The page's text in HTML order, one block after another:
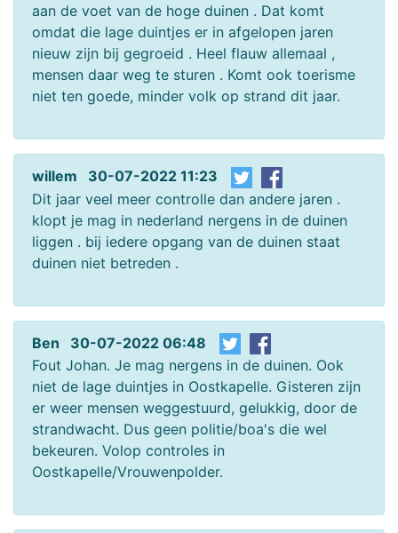
aan de voet van de hoge duinen . Dat komt
omdat die lage duintjes er in afgelopen jaren
nieuw zijn bij gegroeid . Heel flauw allemaal ,
mensen daar weg te sturen . Komt ook toerisme
niet ten goede, minder volk op strand dit jaar.
willem 30-07-2022 11:23
Dit jaar veel meer controlle dan andere jaren .
klopt je mag in nederland nergens in de duinen
liggen . bij iedere opgang van de duinen staat
duinen niet betreden .
Ben 30-07-2022 06:48
Fout Johan. Je mag nergens in de duinen. Ook
niet de lage duintjes in Oostkapelle. Gisteren zijn
er weer mensen weggestuurd, gelukkig, door de
strandwacht. Dus geen politie/boa's die wel
bekeuren. Volop controles in
Oostkapelle/Vrouwenpolder.